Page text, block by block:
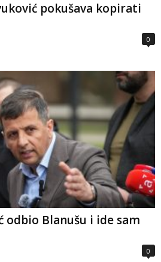
pokušava kopirati
0
odbio Blanušu i ide sam
0